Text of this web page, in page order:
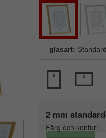
glasart:
2 mm
Färg och kontur: